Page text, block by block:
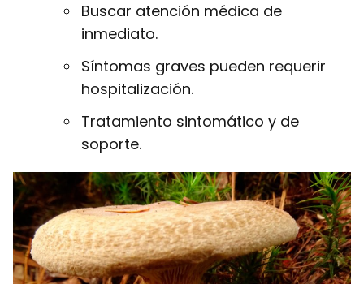
Buscar atención médica de
inmediato.
Síntomas graves pueden requerir
hospitalización.
Tratamiento sintomático y de
soporte.